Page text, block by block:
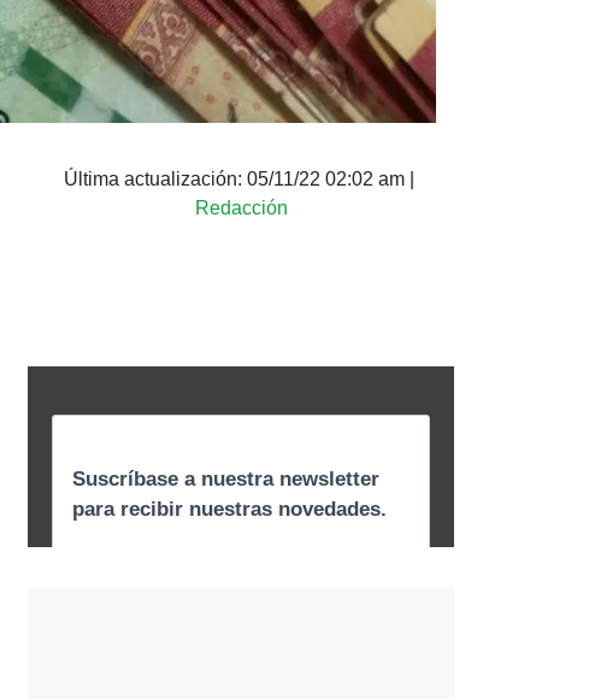
Última actualización: 05/11/22 02:02 am|
Redacción